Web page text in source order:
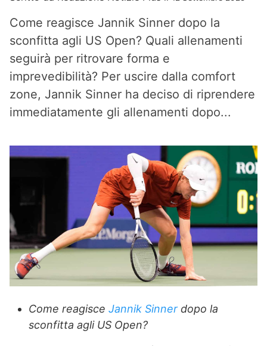
Come reagisce Jannik Sinner dopo la
sconfitta agli US Open? Quali allenamenti
seguirà per ritrovare forma e
imprevedibilità? Per uscire dalla comfort
zone, Jannik Sinner ha deciso di riprendere
immediatamente gli allenamenti dopo...
Come reagisce Jannik Sinner dopo la
sconfitta agli US Open?